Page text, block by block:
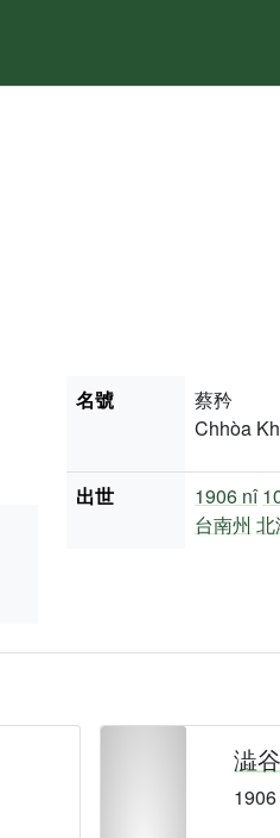
名號
蔡矜
Chhòa
出世 1906 nî
台南州 北
澁
1906